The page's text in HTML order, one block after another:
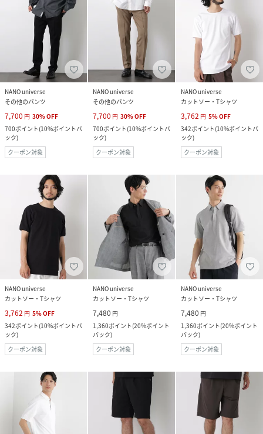
NANO universe
その他のパンツ
7,700 円 30%OFF
700ポイント(10%ポイントバ
ック)
クーポン対象
NANO universe
その他のパンツ
7,700 円 30%OFF
700ポイント(10%ポイントバ
ック)
クーポン対象
NANO universe
カットソー・Tシャツ
3,762 円 5%OFF
342ポイント(10%ポイントバ
ック)
クーポン対象
NANO universe
カットソー・Tシャツ
3,762 円 5%OFF
342ポイント(10%ポイントバ
ック)
クーポン対象
NANO universe
カットソー・Tシャツ
7,480 円
1,360ポイント(20%ポイント
バック)
クーポン対象
NANO universe
カットソー・Tシャツ
7,480 円
1,360ポイント(20%ポイント
バック)
クーポン対象